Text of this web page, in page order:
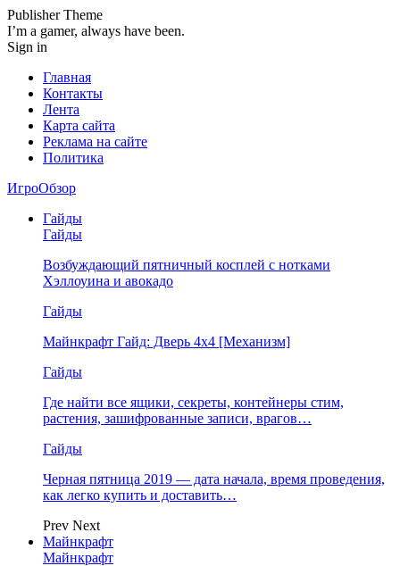
Publisher Theme
I’m a gamer, always have been.
Sign in
Главная
Контакты
Лента
Карта сайта
Реклама на сайте
Политика
ИгроОбзор
Гайды
Гайды
Возбуждающий пятничный косплей с нотками
Хэллоуина и авокадо
Гайды
Майнкрафт Гайд: Дверь 4х4 [Механизм]
Гайды
Где найти все ящики, секреты, контейнеры стим,
растения, зашифрованные записи, врагов…
Гайды
Черная пятница 2019 — дата начала, время проведения,
как легко купить и доставить…
Prev Next
Майнкрафт
Майнкрафт